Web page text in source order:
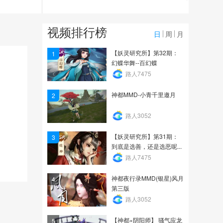
17.0万
《神都口袋书》矢志不渝
挑战自然的精卫
2.9万
视频排行榜 日 周 月
1
【妖灵研究所】第32期：
幻蝶华舞--百幻蝶
路人7475
2 神都MMD-小青千里邀月
路人3052
3
【妖灵研究所】第31期：
到底是选善，还是选恶呢...
路人7475
4
神都夜行录MMD(银星)风月
第三版
路人3052
5 【神都×阴阳师】 骚气应龙